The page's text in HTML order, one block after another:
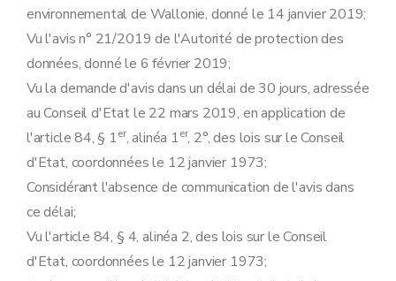
environnemental de Wallonie, donné le 14 janvier 2019;
Vu l'avis n° 21/2019 de l'Autorité de protection des
données, donné le 6 février 2019;
Vu la demande d'avis dans un délai de 30 jours, adressée
au Conseil d'Etat le 22 mars 2019, en application de
l'article 84, § 1er, alinéa 1er, 2°, des lois sur le Conseil
d'Etat, coordonnées le 12 janvier 1973;
Considérant l'absence de communication de l'avis dans
ce délai;
Vu l'article 84, § 4, alinéa 2, des lois sur le Conseil
d'Etat, coordonnées le 12 janvier 1973;